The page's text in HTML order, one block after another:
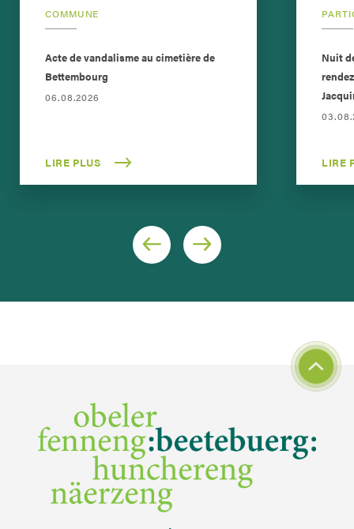
COMMUNE
Acte de vandalisme au cimetière de
Bettembourg
06.08.2026
LIRE PLUS
Nuit
LIRE